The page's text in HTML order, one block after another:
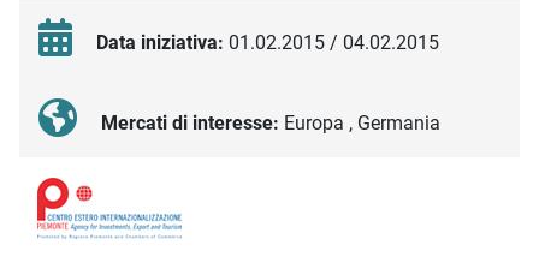
Data iniziativa: 01.02.2015 / 04.02.2015
Mercati di interesse: Europa , Germania